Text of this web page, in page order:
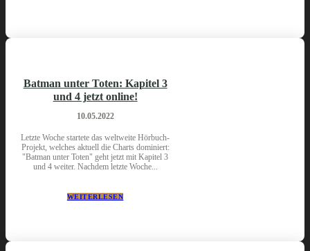
Batman unter Toten: Kapitel 3
und 4 jetzt online!
10.05.2022
Letzte Woche startete das weltweite Hörbuch-
Projekt, welches aktuell die Charts dominiert:
"Batman unter Toten" geht jetzt mit Kapitel 3
und 4 weiter. Nachdem letzte Woche...
WEITERLESEN